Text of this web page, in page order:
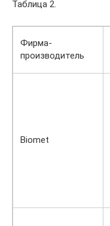
Таблица 2.
Фирма-
производитель
Biomet